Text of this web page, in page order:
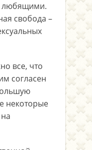
любящими.
свобода –
все, что
согласен
некоторые